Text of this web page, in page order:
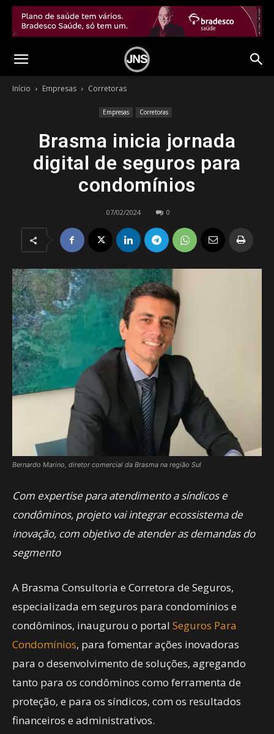
Início Empresas Corretoras
Empresas Corretoras
Brasma inicia jornada
digital de seguros para
condomínios
07/02/2024 0
Bernardo Marino, diretor comercial da Brasma na região Sul
Com expertise para atendimento a síndicos e
condôminos, projeto vai integrar ecossistema de
inovação, com objetivo de atender as demandas do
segmento
A Brasma Consultoria e Corretora de Seguros,
especializada em seguros para condomínios e
condôminos, inaugurou o portal Seguros Para
Condomínios, para fomentar ações inovadoras
para o desenvolvimento de soluções, agregando
tanto para os condôminos como ferramenta de
proteção, e para os síndicos, com os resultados
financeiros e administrativos.